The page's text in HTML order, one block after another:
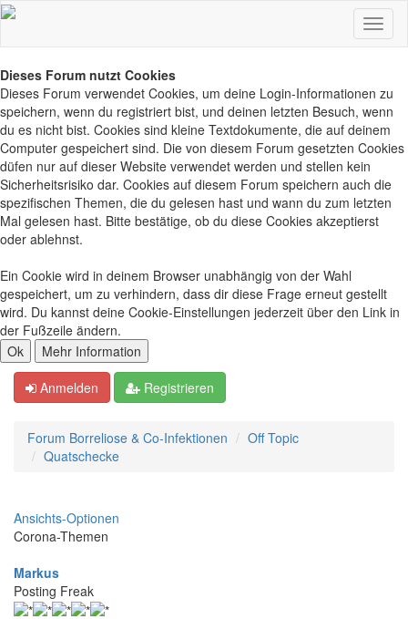
Dieses Forum nutzt Cookies
Dieses Forum verwendet Cookies, um deine Login-Informationen zu
speichern, wenn du registriert bist, und deinen letzten Besuch, wenn
du es nicht bist. Cookies sind kleine Textdokumente, die auf deinem
Computer gespeichert sind. Die von diesem Forum gesetzten Cookies
düfen nur auf dieser Website verwendet werden und stellen kein
Sicherheitsrisiko dar. Cookies auf diesem Forum speichern auch die
spezifischen Themen, die du gelesen hast und wann du zum letzten
Mal gelesen hast. Bitte bestätige, ob du diese Cookies akzeptierst
oder ablehnst.
Ein Cookie wird in deinem Browser unabhängig von der Wahl
gespeichert, um zu verhindern, dass dir diese Frage erneut gestellt
wird. Du kannst deine Cookie-Einstellungen jederzeit über den Link in
der Fußzeile ändern.
Anmelden Registrieren
Forum Borreliose & Co-Infektionen
Off Topic
Quatschecke
Ansichts-Optionen
Corona-Themen
Markus
Posting Freak